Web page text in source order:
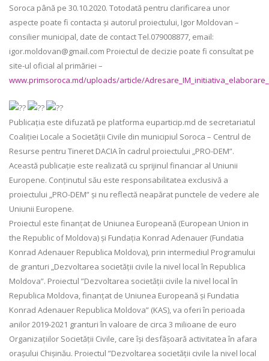
Soroca până pe 30.10.2020. Totodată pentru clarificarea unor
aspecte poate fi contacta și autorul proiectului, Igor Moldovan –
consilier municipal, date de contact Tel.079008877, email:
igor.moldovan@gmail.com Proiectul de decizie poate fi consultat pe
site-ul oficial al primăriei –
www.primsoroca.md/uploads/article/
Publicația este difuzată pe platforma euparticip.md de secretariatul
Coaliției Locale a Societății Civile din municipiul Soroca – Centrul de
Resurse pentru Tineret DACIA în cadrul proiectului „PRO-DEM”.
Această publicație este realizată cu sprijinul financiar al Uniunii
Europene. Conținutul său este responsabilitatea exclusivă a
proiectului „PRO-DEM” și nu reflectă neapărat punctele de vedere ale
Uniunii Europene.
Proiectul este finanțat de Uniunea Europeană (European Union in
the Republic of Moldova) și Fundația Konrad Adenauer (Fundatia
Konrad Adenauer Republica Moldova), prin intermediul Programului
de granturi „Dezvoltarea societății civile la nivel local în Republica
Moldova”. Proiectul ”Dezvoltarea societății civile la nivel local în
Republica Moldova, finanțat de Uniunea Europeană și Fundatia
Konrad Adenauer Republica Moldova” (KAS), va oferi în perioada
anilor 2019-2021 granturi în valoare de circa 3 milioane de euro
Organizațiilor Societății Civile, care își desfășoară activitatea în afara
orașului Chișinău. Proiectul ”Dezvoltarea societății civile la nivel local